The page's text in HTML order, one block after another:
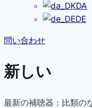
DA
DE
問い合わせ
新しい
最新の補聴器：比類の